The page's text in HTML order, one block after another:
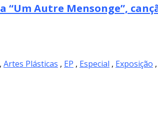
Autre Mensonge”,
, Artes Plásticas , EP , Especial , Exposição ,